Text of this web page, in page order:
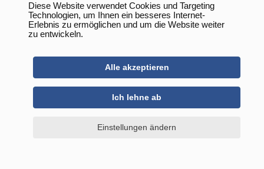
Diese Website verwendet Cookies und Targeting
Technologien, um Ihnen ein besseres Internet-
Erlebnis zu ermöglichen und um die Website weiter
zu entwickeln.
Alle akzeptieren
Ich lehne ab
Einstellungen ändern